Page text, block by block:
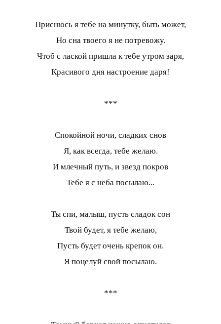
Приснюсь я тебе на минутку, быть может,
Но сна твоего я не потревожу.
Чтоб с лаской пришла к тебе утром заря,
Красивого дня настроение даря!
***
Спокойной ночи, сладких снов
Я, как всегда, тебе желаю.
И млечный путь, и звезд покров
Тебе я с неба посылаю...
Ты спи, малыш, пусть сладок сон
Твой будет, я тебе желаю,
Пусть будет очень крепок он.
Я поцелуй свой посылаю.
***